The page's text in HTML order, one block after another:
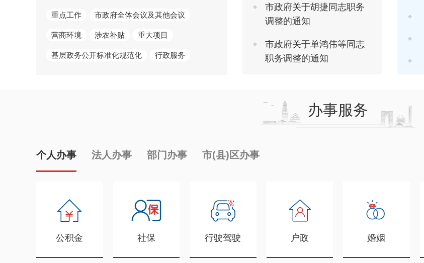
重点工作 市政府全体会议及其他会议
营商环境 涉农补贴 重大项目
基层政务公开标准化规范化 行政服务
市政府关于胡捷同志职务
调整的通知
市政府关于单鸿伟等同志
职务调整的通知
办事服务
个人办事 法人办事 部门办事 市(县)区办事
公积金 社保 行驶驾驶 户政 婚姻